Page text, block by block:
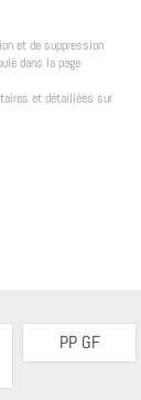
et de suppression
dans la page
et détaillées sur
PP GF